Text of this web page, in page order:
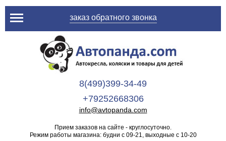
заказ обратного звонка
8(499)399-34-49
+79252668306
info@avtopanda.com
Прием заказов на сайте - круглосуточно.
Режим работы магазина: будни с 09-21, выходные с 10-20